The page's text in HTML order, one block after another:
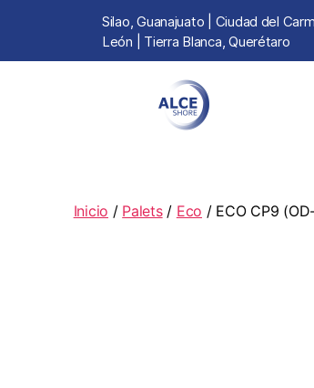
Silao, Guanajuato | Ciudad del
León | Tierra Blanca, Querétaro
Inicio / Palets/ Eco / ECO CP9